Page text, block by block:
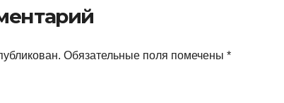
Обязательные поля помечены *